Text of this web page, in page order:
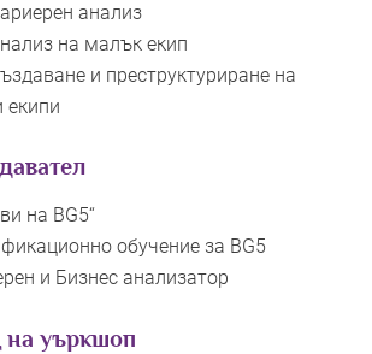
анализ
на малък екип
и преструктуриране на
екипи
на BG5“
обучение за BG5
и Бизнес анализатор
уъркшоп